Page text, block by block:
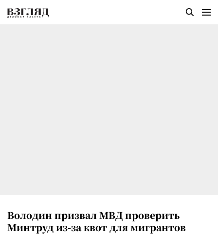
Володин призвал МВД проверить
Минтруд из-за квот для мигрантов